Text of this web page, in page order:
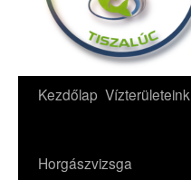
Kilépés
tartalomba
Kezdőlap Vízterületeink
Horgászvizsga